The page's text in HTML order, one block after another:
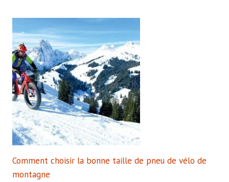
Comment choisir la bonne taille de pneu de vélo de
montagne